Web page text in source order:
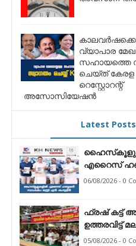
വ്യാപാര
സഹായത്തെ
ചെയ്ത് കേരള
റെസ്റ്റോറന്റ്
അസോസിയേഷൻ
Latest Posts
എറൈസ്
സ്ഥാപിക്കും:
06/08/2026 - 0
ഫ്രഷ് കട്ട് അടച്ചുപൂട്ടാന്‍
ഉത്തരവിട്ട്
നിയന്ത്രണ
05/08/2026 - 0